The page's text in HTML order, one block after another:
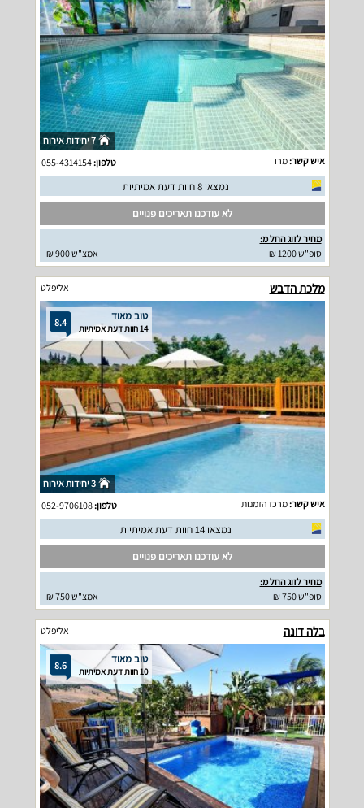
7 יחידות אירוח
איש קשר:מרו טלפון:055-4314154
נמצאו 8 חוות דעת אמיתיות
לא עודכנו תאריכים פנויים
מחיר לזוג החל מ:
סופ"ש 1200 ₪
אמצ"ש 900 ₪
מלכת הדבש אליפלט
8.4 טוב מאוד
14 חוות דעת אמיתיות
3 יחידות אירוח
איש קשר:מרכז הזמנות טלפון:052-9706108
נמצאו 14 חוות דעת אמיתיות
לא עודכנו תאריכים פנויים
מחיר לזוג החל מ:
סופ"ש 750 ₪
אמצ"ש 750 ₪
בלה דונה אליפלט
8.6 טוב מאוד
10 חוות דעת אמיתיות